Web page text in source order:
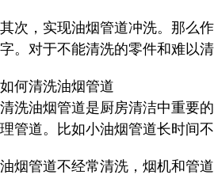
其次，实现油烟管道冲洗。那么
字。对于不能清洗的零件和难以
如何清洗油烟管道
清洗油烟管道是厨房清洁中重要
理管道。比如小油烟管道长时间
油烟管道不经常清洗，烟机和管